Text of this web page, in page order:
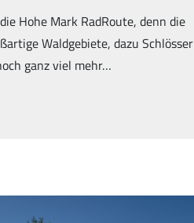
Hohe Mark RadRoute, denn die
Waldgebiete, dazu Schlösser
ganz viel mehr…